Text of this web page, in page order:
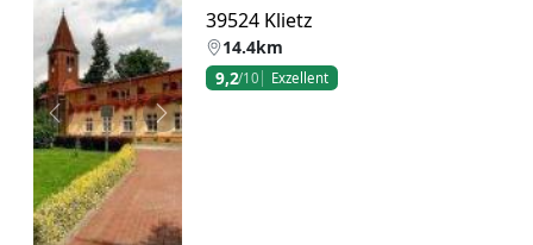
Zurück Weiter
39524 Klietz
14.4km
9,2/10 Exzellent